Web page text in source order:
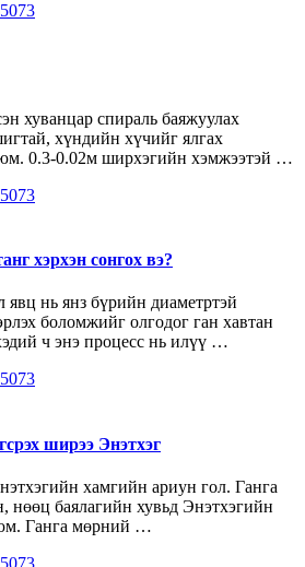
хуванцар спираль баяжуулах
хүндийн хүчийг ялгах
0.3-0.02м ширхэгийн хэмжээтэй …
хэрхэн сонгох вэ?
нь янз бүрийн диаметртэй
боломжийг олгодог ган хавтан
ч энэ процесс нь илүү …
ширээ Энэтхэг
хамгийн ариун гол. Ганга
нөөц баялагийн хувьд Энэтхэгийн
Ганга мөрний …